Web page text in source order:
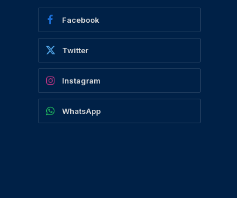
Facebook
Twitter
Instagram
WhatsApp